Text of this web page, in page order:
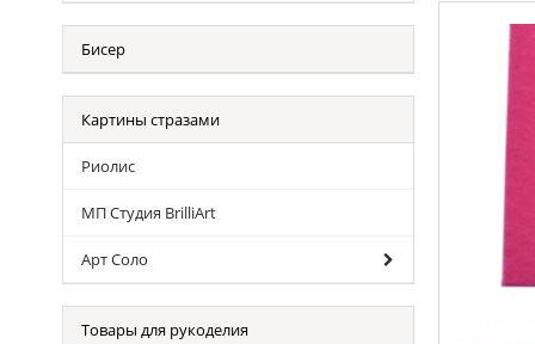
Бисер
Картины стразами
Риолис
МП Студия BrilliArt
Арт Соло
Товары для рукоделия